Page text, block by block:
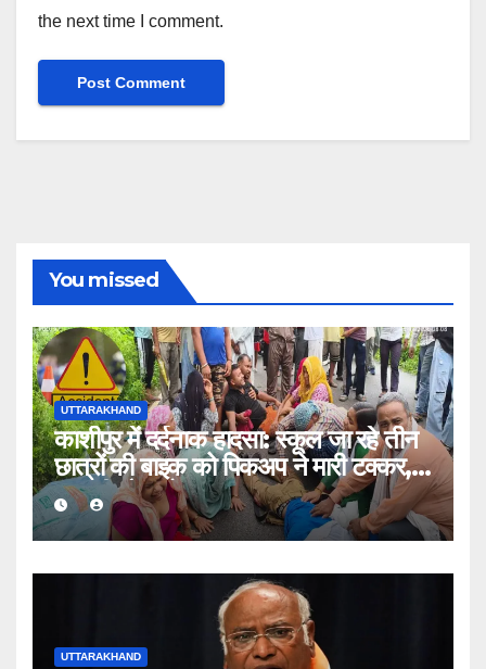
the next time I comment.
You missed
UTTARAKHAND
काशीपुर में दर्दनाक हादसा: स्कूल जा रहे तीन
छात्रों की बाइक को पिकअप ने मारी टक्कर,
एक की मौत, दो घायल
UTTARAKHAND